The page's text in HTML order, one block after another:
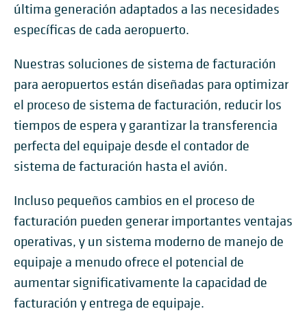
última generación adaptados a las necesidades
específicas de cada aeropuerto.
Nuestras soluciones de sistema de facturación
para aeropuertos están diseñadas para optimizar
el proceso de sistema de facturación, reducir los
tiempos de espera y garantizar la transferencia
perfecta del equipaje desde el contador de
sistema de facturación hasta el avión.
Incluso pequeños cambios en el proceso de
facturación pueden generar importantes ventajas
operativas, y un sistema moderno de manejo de
equipaje a menudo ofrece el potencial de
aumentar significativamente la capacidad de
facturación y entrega de equipaje.